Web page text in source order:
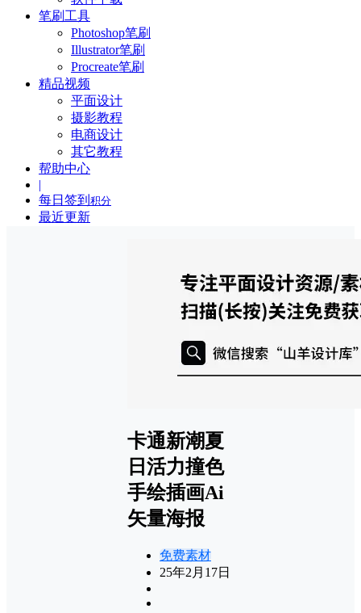
笔刷工具
Photoshop笔刷
Illustrator笔刷
Procreate笔刷
精品视频
平面设计
摄影教程
电商设计
其它教程
帮助中心
|
每日签到 积分
最近更新
卡通新潮夏
日活力撞色
手绘插画Ai
矢量海报
免费素材
25年2月17日